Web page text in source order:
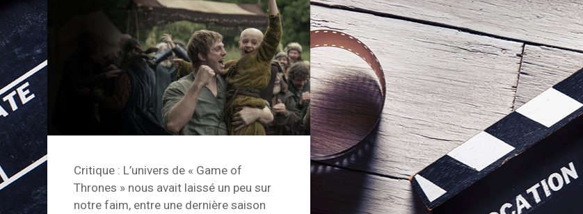
Critique : L’univers de « Game of
Thrones » nous avait laissé un peu sur
notre faim, entre une dernière saison